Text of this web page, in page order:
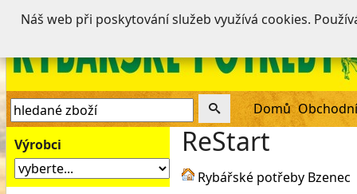
Domů
Výrobci ReStart
Rybářské potřeby Bzenec
Náš web při poskytování služeb využívá cookies.